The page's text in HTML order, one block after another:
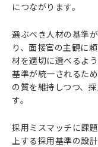
につながります。
選ぶべき人材の基準
り、面接官の主観に
材を適切に選べるよ
基準が統一されるた
の質を維持しつつ、
す。
採用ミスマッチに課
上する採用基準の設